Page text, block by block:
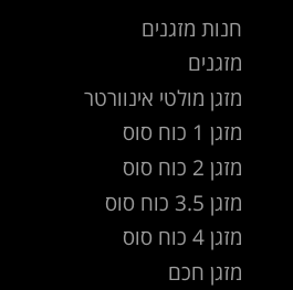
חנות מזגנים
מזגנים
מזגן מולטי אינוורטר
מזגן 1 כוח סוס
מזגן 2 כוח סוס
מזגן 3.5 כוח סוס
מזגן 4 כוח סוס
מזגן חכם